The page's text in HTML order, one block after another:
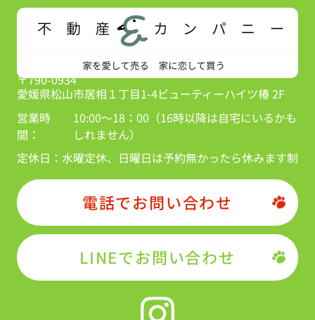
〒790-0934
愛媛県松山市居相１丁目1-4ビューティーハイツ椿 2F
営業時
間：
10:00～18：00（16時以降は自宅にいるかも
しれません）
定休日： 水曜定休、日曜日は予約無かったら休みます制
電話でお問い合わせ
LINEでお問い合わせ